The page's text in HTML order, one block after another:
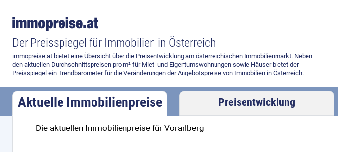
Der Preisspiegel für Immobilien in Österreich
immopreise.at bietet eine Übersicht über die Preisentwicklung am österreichischen Immobilienmarkt. Neben
den aktuellen Durchschnittspreisen pro m² für Miet- und Eigentumswohnungen sowie Häuser bietet der
Preisspiegel ein Trendbarometer für die Veränderungen der Angebotspreise von Immobilien in Österreich.
Aktuelle Immobilienpreise Preisentwicklung
Die aktuellen Immobilienpreise für Vorarlberg